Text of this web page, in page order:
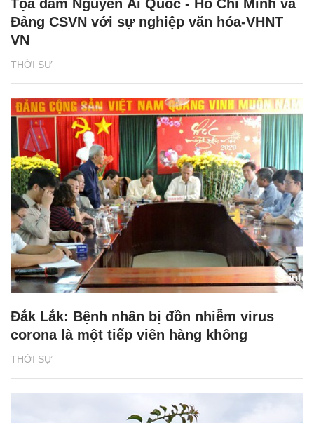
THỜI SỰ
Tọa đàm Nguyễn Ái Quốc - Hồ Chí Minh và
Đảng CSVN với sự nghiệp văn hóa-VHNT
VN
THỜI SỰ
Đắk Lắk: Bệnh nhân bị đồn nhiễm virus
corona là một tiếp viên hàng không